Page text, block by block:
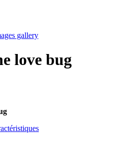
gallery
love bug